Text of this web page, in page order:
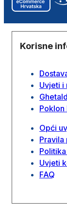
Korisne
Uvjeti i
Poklon
Opći
Pravila
Uvjeti
FAQ